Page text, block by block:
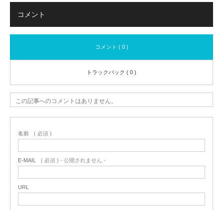
コメント
コメント ( 0 )
トラックバック ( 0 )
この記事へのコメントはありません。
名前 ( 必須 )
E-MAIL ( 必須 ) - 公開されません -
URL